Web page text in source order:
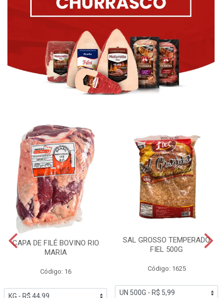
CAPA DE FILÉ BOVINO RIO
MARIA
Código: 16
SAL GROSSO TEMPERADO
FIEL 500G
Código: 1625